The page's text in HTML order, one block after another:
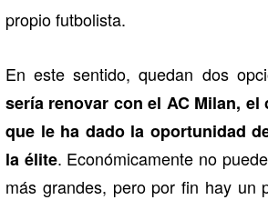
propio futbolista.
En este sentido, quedan dos
sería renovar con el AC Milan,
que le ha dado la oportunidad
la élite. Económicamente no
más grandes, pero por fin hay un